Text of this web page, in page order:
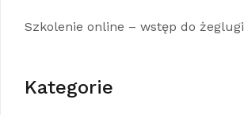
Szkolenie online – wstęp do żeglugi
Kategorie